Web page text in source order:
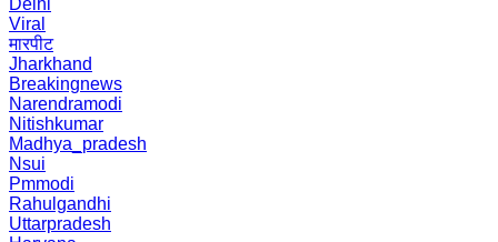
Delhi
Viral
मारपीट
Jharkhand
Breakingnews
Narendramodi
Nitishkumar
Madhya_pradesh
Nsui
Pmmodi
Rahulgandhi
Uttarpradesh